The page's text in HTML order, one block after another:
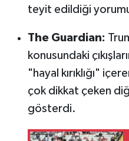
teyit edildiği
The Guardian:
konusundaki
"hayal kırıklığı"
çok dikkat çeken
gösterdi.